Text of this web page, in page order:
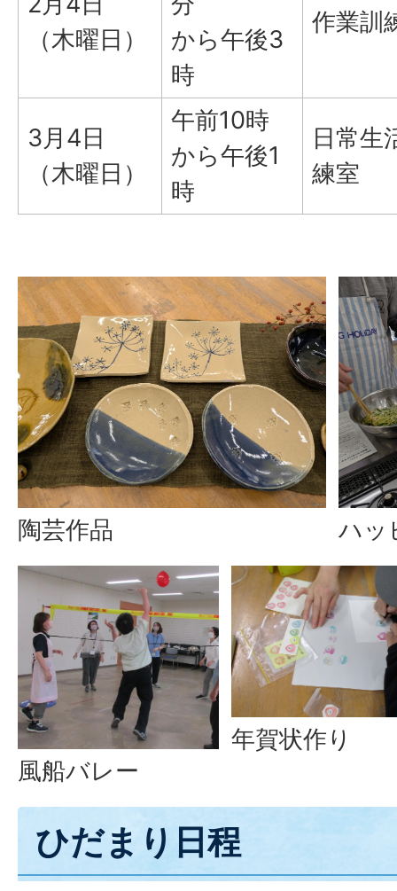
（木曜日）
から午後3
時
作業訓
3月4日
（木曜日）
午前10時
から午後1
時
日常生
練室
陶芸作品 ハッ
風船バレー
年賀状作り
ひだまり日程